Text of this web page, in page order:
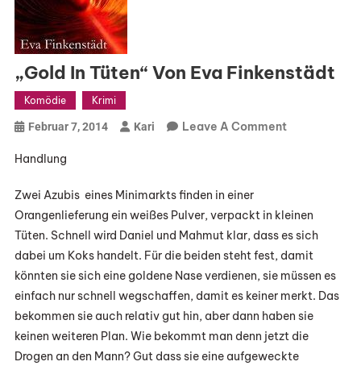
„Gold In Tüten“ Von Eva Finkenstädt
Komödie Krimi
Februar 7, 2014 Kari Leave A CommentOn
Handlung
Zwei Azubis eines Minimarkts finden in einer
Orangenlieferung ein weißes Pulver, verpackt in kleinen
Tüten. Schnell wird Daniel und Mahmut klar, dass es sich
dabei um Koks handelt. Für die beiden steht fest, damit
könnten sie sich eine goldene Nase verdienen, sie müssen es
einfach nur schnell wegschaffen, damit es keiner merkt. Das
bekommen sie auch relativ gut hin, aber dann haben sie
keinen weiteren Plan. Wie bekommt man denn jetzt die
Drogen an den Mann? Gut dass sie eine aufgeweckte